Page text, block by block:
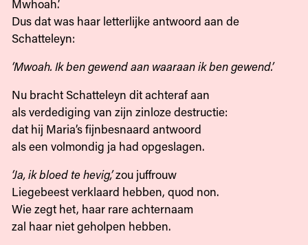
Mwhoah.’
Dus dat was haar letterlijke antwoord aan de
Schatteleyn:
‘Mwoah. Ik ben gewend aan waaraan ik ben gewend.’
Nu bracht Schatteleyn dit achteraf aan
als verdediging van zijn zinloze destructie:
dat hij Maria’s fijnbesnaard antwoord
als een volmondig ja had opgeslagen.
‘Ja, ik bloed te hevig,’zou juffrouw
Liegebeest verklaard hebben, quod non.
Wie zegt het, haar rare achternaam
zal haar niet geholpen hebben.